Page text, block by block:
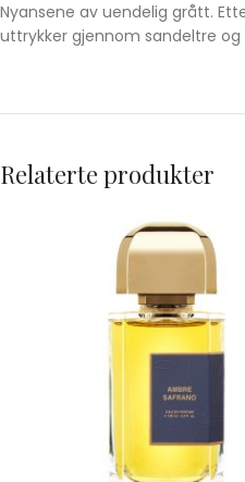
Nyansene av uendelig grått.
uttrykker gjennom sandeltre og
Relaterte produkter